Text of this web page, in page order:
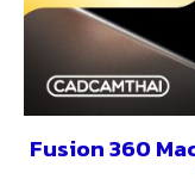
Fusion 360